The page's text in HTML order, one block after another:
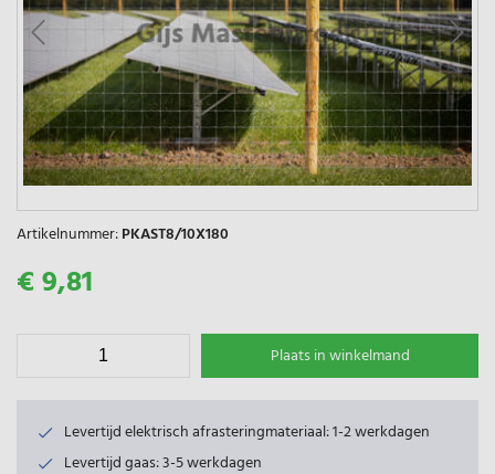
Artikelnummer:PKAST8/10X180
€ 9,81
Plaats in winkelmand
Levertijd elektrisch afrasteringmateriaal: 1-2 werkdagen
Levertijd gaas: 3-5 werkdagen